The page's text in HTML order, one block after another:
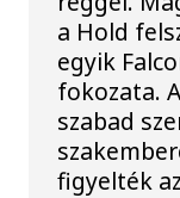
a Hold
egyik
fokozata.
szabad
figyelték